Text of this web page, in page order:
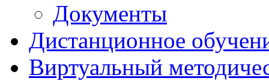
Документы
Дистанционное
Виртуальный